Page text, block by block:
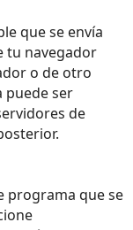
que se envía
tu navegador
o de otro
puede ser
de
programa que se